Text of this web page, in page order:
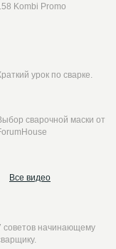
Kombi Promo
урок по сварке.
сварочной маски от
Все видео
советов начинающему